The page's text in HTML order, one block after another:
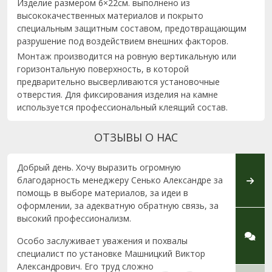
Изделие размером 6×22см. выполнено из
высококачественных материалов и покрыто
специальным защитным составом, предотвращающим
разрушение под воздействием внешних факторов.
Монтаж производится на ровную вертикальную или
горизонтальную поверхность, в которой
предварительно высверливаются установочные
отверстия. Для фиксирования изделия на камне
используется профессиональный клеящий состав.
ОТЗЫВЫ О НАС
Добрый день. Хочу выразить огромную
благодарность менеджеру Сенько Александре за
помощь в выборе материалов, за идеи в
оформлении, за адекватную обратную связь, за
высокий профессионализм.
Особо заслуживает уважения и похвалы
специалист по установке Машницкий Виктор
Александрович. Его труд сложно
мне